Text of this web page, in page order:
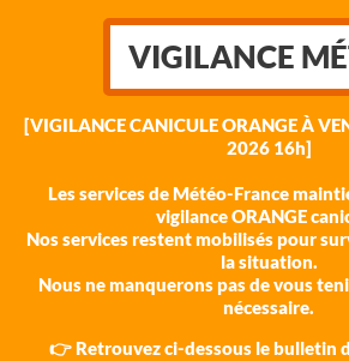
VIGILANCE
[VIGILANCE CANICULE ORANGE À
2026 16h]
Les services de Météo-France
vigilance ORANGE
Nos services restent mobilisés pour
la situation.
Nous ne manquerons pas de vous
nécessaire.
👉 Retrouvez ci-dessous le bulletin